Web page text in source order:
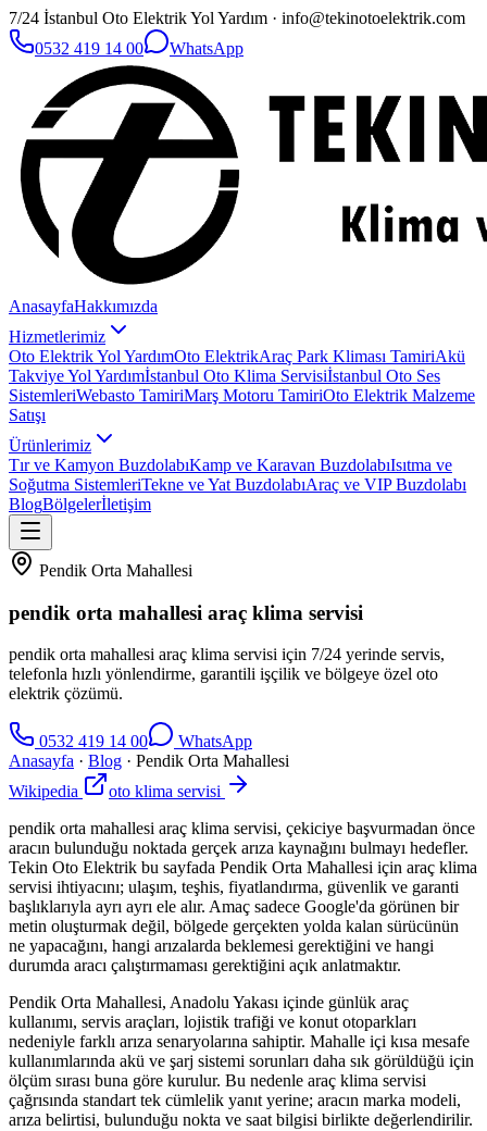
7/24 İstanbul Oto Elektrik Yol Yardım · info@tekinotoelektrik.com
0532 419 14 00
WhatsApp
AnasayfaHakkımızda
Hizmetlerimiz
Oto Elektrik Yol YardımOto ElektrikAraç Park Kliması TamiriAkü
Takviye Yol Yardımİstanbul Oto Klima Servisiİstanbul Oto Ses
SistemleriWebasto TamiriMarş Motoru TamiriOto Elektrik Malzeme
Satışı
Ürünlerimiz
Tır ve Kamyon BuzdolabıKamp ve Karavan BuzdolabıIsıtma ve
Soğutma SistemleriTekne ve Yat BuzdolabıAraç ve VIP Buzdolabı
BlogBölgelerİletişim
Pendik Orta Mahallesi
pendik orta mahallesi araç klima servisi
pendik orta mahallesi araç klima servisi için 7/24 yerinde servis,
telefonla hızlı yönlendirme, garantili işçilik ve bölgeye özel oto
elektrik çözümü.
0532 419 14 00
WhatsApp
Anasayfa · Blog · Pendik Orta Mahallesi
Wikipedia
oto klima servisi
pendik orta mahallesi araç klima servisi, çekiciye başvurmadan önce
aracın bulunduğu noktada gerçek arıza kaynağını bulmayı hedefler.
Tekin Oto Elektrik bu sayfada Pendik Orta Mahallesi için araç klima
servisi ihtiyacını; ulaşım, teşhis, fiyatlandırma, güvenlik ve garanti
başlıklarıyla ayrı ayrı ele alır. Amaç sadece Google'da görünen bir
metin oluşturmak değil, bölgede gerçekten yolda kalan sürücünün
ne yapacağını, hangi arızalarda beklemesi gerektiğini ve hangi
durumda aracı çalıştırmaması gerektiğini açık anlatmaktır.
Pendik Orta Mahallesi, Anadolu Yakası içinde günlük araç
kullanımı, servis araçları, lojistik trafiği ve konut otoparkları
nedeniyle farklı arıza senaryolarına sahiptir. Mahalle içi kısa mesafe
kullanımlarında akü ve şarj sistemi sorunları daha sık görüldüğü için
ölçüm sırası buna göre kurulur. Bu nedenle araç klima servisi
çağrısında standart tek cümlelik yanıt yerine; aracın marka modeli,
arıza belirtisi, bulunduğu nokta ve saat bilgisi birlikte değerlendirilir.